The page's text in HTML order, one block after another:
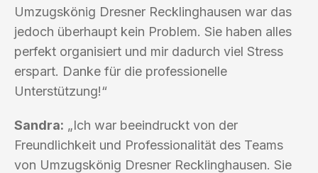
Umzugskönig Dresner Recklinghausen war das
jedoch überhaupt kein Problem. Sie haben alles
perfekt organisiert und mir dadurch viel Stress
erspart. Danke für die professionelle
Unterstützung!“
Sandra: „Ich war beeindruckt von der
Freundlichkeit und Professionalität des Teams
von Umzugskönig Dresner Recklinghausen. Sie